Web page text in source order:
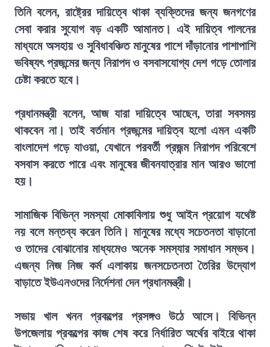
তিনি বলেন, রাষ্ট্রের দায়িত্বে থাকা ব্যক্তিদের জন্য জনগণের
সেবা করার সুযোগ বড় একটি আমানত। এই দায়িত্ব পালনের
মাধ্যমে অসহায় ও সুবিধাবঞ্চিত মানুষের পাশে দাঁড়ানোর পাশাপাশি
ভবিষ্যৎ প্রজন্মের জন্য নিরাপদ ও বসবাসযোগ্য দেশ গড়ে তোলার
চেষ্টা করতে হবে।
প্রধানমন্ত্রী বলেন, আজ যারা দায়িত্বে আছেন, তারা সবসময়
থাকবেন না। তাই বর্তমান প্রজন্মের দায়িত্ব হলো এমন একটি
বাংলাদেশ গড়ে যাওয়া, যেখানে পরবর্তী প্রজন্ম নিরাপদ পরিবেশে
বসবাস করতে পারে এবং মানুষের জীবনযাত্রার মান আরও ভালো
হয়।
সামাজিক বিভিন্ন সমস্যা মোকাবিলায় শুধু আইন প্রয়োগ যথেষ্ট
নয় বলে মন্তব্য করেন তিনি। মানুষের মধ্যে সচেতনতা বাড়ানো
ও তাদের বোঝানোর মাধ্যমেও অনেক সমস্যার সমাধান সম্ভব।
এজন্য নিজ নিজ কর্ম এলাকায় জনসচেতনতা তৈরির উদ্যোগ
বাড়াতে ইউএনওদের নির্দেশনা দেন প্রধানমন্ত্রী।
সভায় খাল খনন প্রকল্পের প্রসঙ্গও উঠে আসে। বিভিন্ন
উপজেলায় প্রকল্পের কাজ শেষ করে নির্ধারিত অর্থের বাইরে থাকা